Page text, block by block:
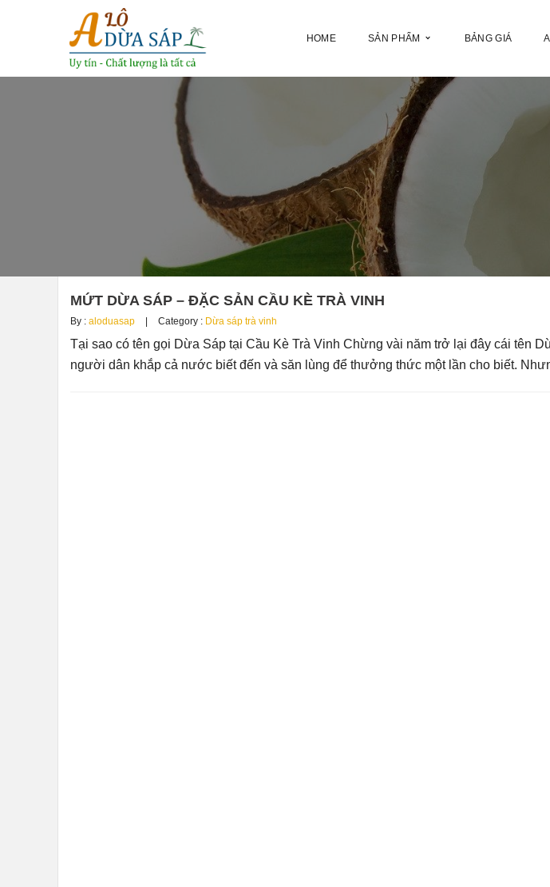
HOME SẢN PHẨM BẢNG GIÁ
MỨT DỪA SÁP – ĐẶC SẢN CẦU KÈ TRÀ VINH
By : aloduasap Category : Dừa sáp trà vinh
Tại sao có tên gọi Dừa Sáp tại Cầu Kè Trà Vinh Chừng vài năm trở lại đây cái tên
người dân khắp cả nước biết đến và săn lùng để thưởng thức một lần cho biết.